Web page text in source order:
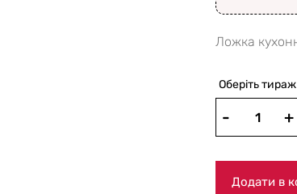
Ложка
Оберіть тираж
Додати в